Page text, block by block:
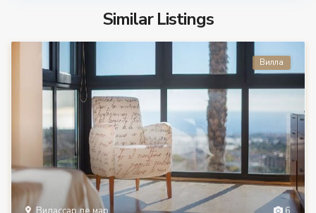
Similar Listings
Вилла